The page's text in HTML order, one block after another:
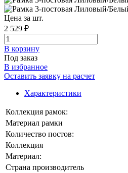
Цена за шт.
2 529 ₽
В корзинy
Под заказ
В избранное
Оставить заявку на расчет
Характеристики
Коллекция рамок:
Материал рамки
Количество постов:
Коллекция
Материал:
Страна производитель